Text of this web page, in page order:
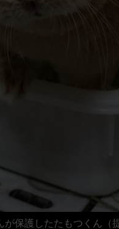
が保護したたもつくん（